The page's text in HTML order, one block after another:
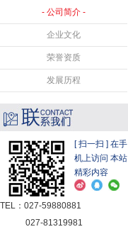
公司简介
企业文化
荣誉资质
发展历程
[ 扫一扫 ] 在手
机上访问 本站
精彩内容
TEL：027-59880881
027-81319981